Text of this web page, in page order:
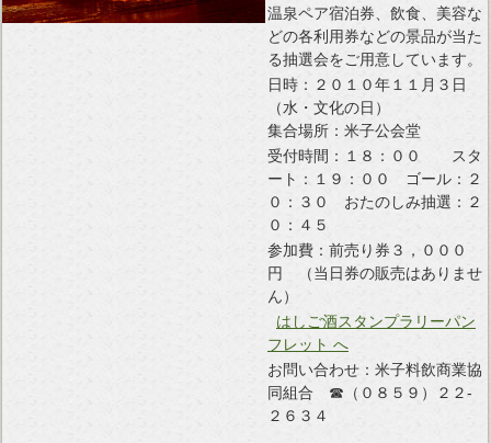
温泉ペア宿泊券、飲食、美容な
どの各利用券などの景品が当た
る抽選会をご用意しています。
日時：２０１０年１１月３日
（水・文化の日）
集合場所：米子公会堂
受付時間：１８：００ スタ
ート：１９：００ ゴール：２
０：３０ おたのしみ抽選：２
０：４５
参加費：前売り券３，０００
円 （当日券の販売はありませ
ん）
はしご酒スタンプラリーパン
フレット へ
お問い合わせ：米子料飲商業協
同組合 ☎（０８５９）２２-
２６３４